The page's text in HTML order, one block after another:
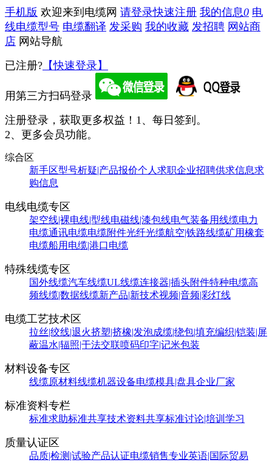
手机版 欢迎来到电缆网 请登录快速注册 我的信息0 电
线电缆型号 电缆翻译 发采购 我的收藏 发招聘 网站商
店 网站导航
已注册? 【快速登录】
用第三方扫码登录
注册登录，获取更多权益！ 1、每日签到。
2、更多会员功能。
综合区
新手区型号析疑|产品报价个人求职企业招聘供求信息求
购信息
电线电缆专区
架空线|裸电线|型线电磁线|漆包线电气装备用线缆电力
电缆通讯电缆电缆附件光纤光缆航空|铁路线缆矿用橡套
电缆船用电缆|港口电缆
特殊线缆专区
国外线缆汽车线缆UL线缆连接器|插头附件特种电缆高
频线缆|数据线缆新产品|新技术视频|音频|彩灯线
电缆工艺技术区
拉丝|绞线|退火挤塑|挤橡|发泡成缆|绕包|填充编织|铠装|屏
蔽温水|辐照|干法交联喷码印字|记米包装
材料设备专区
线缆原材料线缆机器设备电缆模具|盘具企业厂家
标准资料专栏
标准求助标准共享技术资料共享标准讨论|培训学习
质量认证区
品质|检测|试验产品认证电缆销售专业英语|国际贸易